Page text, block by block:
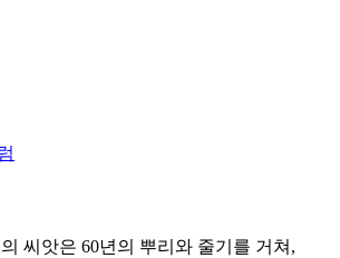
씨앗은 60년의 뿌리와 줄기를 거쳐,